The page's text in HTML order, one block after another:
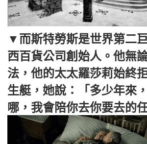
▼而斯特勞斯是世界第二
西百貨公司創始人。他無
法，他的太太羅莎莉始終
生艇，她說：「多少年來
哪，我會陪你去你要去的